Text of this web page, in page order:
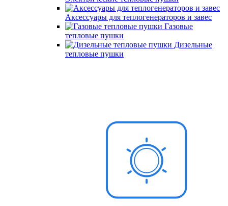
Аксессуары для теплогенераторов и завес
Газовые
тепловые пушки
Дизельные
тепловые пушки